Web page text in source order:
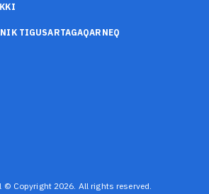
TIGUSARTAGAQARNEQ
Copyright 2026. All rights reserved.